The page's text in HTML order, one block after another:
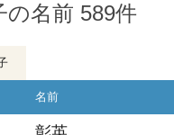
の名前 589件
名前